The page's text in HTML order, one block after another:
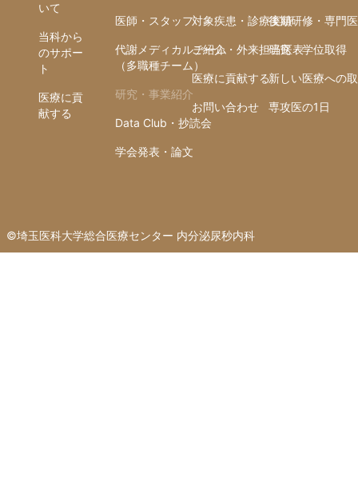
いて
当科から
のサポー
ト
医療に貢
献する
医師・スタッフ
代謝メディカルチーム
（多職種チーム）
研究・事業紹介
Data Club・抄読会
学会発表・論文
対象疾患・診療実績
ご紹介・外来担当医表
医療に貢献する
お問い合わせ
後期研修・専門
研究・学位取得
新しい医療への
専攻医の1日
©︎埼玉医科大学総合医療センター 内分泌尿秒内科